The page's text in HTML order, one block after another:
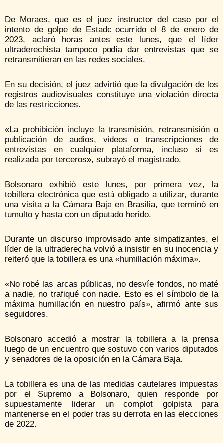
De Moraes, que es el juez instructor del caso por el
intento de golpe de Estado ocurrido el 8 de enero de
2023, aclaró horas antes este lunes, que el líder
ultraderechista tampoco podía dar entrevistas que se
retransmitieran en las redes sociales.
En su decisión, el juez advirtió que la divulgación de los
registros audiovisuales constituye una violación directa
de las restricciones.
«La prohibición incluye la transmisión, retransmisión o
publicación de audios, videos o transcripciones de
entrevistas en cualquier plataforma, incluso si es
realizada por terceros», subrayó el magistrado.
Bolsonaro exhibió este lunes, por primera vez, la
tobillera electrónica que está obligado a utilizar, durante
una visita a la Cámara Baja en Brasilia, que terminó en
tumulto y hasta con un diputado herido.
Durante un discurso improvisado ante simpatizantes, el
líder de la ultraderecha volvió a insistir en su inocencia y
reiteró que la tobillera es una «humillación máxima».
«No robé las arcas públicas, no desvíe fondos, no maté
a nadie, no trafiqué con nadie. Esto es el símbolo de la
máxima humillación en nuestro país», afirmó ante sus
seguidores.
Bolsonaro accedió a mostrar la tobillera a la prensa
luego de un encuentro que sostuvo con varios diputados
y senadores de la oposición en la Cámara Baja.
La tobillera es una de las medidas cautelares impuestas
por el Supremo a Bolsonaro, quien responde por
supuestamente liderar un complot golpista para
mantenerse en el poder tras su derrota en las elecciones
de 2022.